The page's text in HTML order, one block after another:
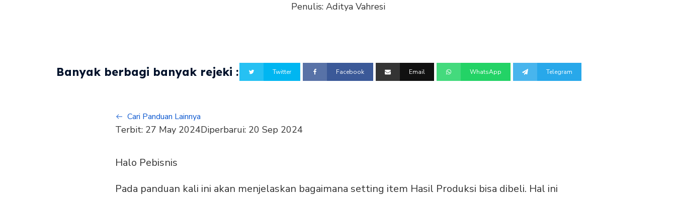
Penulis: Aditya Vahresi
Banyak berbagi banyak rejeki : Twitter Facebook Email WhatsApp Telegram
Cari Panduan Lainnya
Terbit: 27 May 2024Diperbarui: 20 Sep 2024
Halo Pebisnis
Pada panduan kali ini akan menjelaskan bagaimana setting item Hasil Produksi bisa dibeli. Hal ini